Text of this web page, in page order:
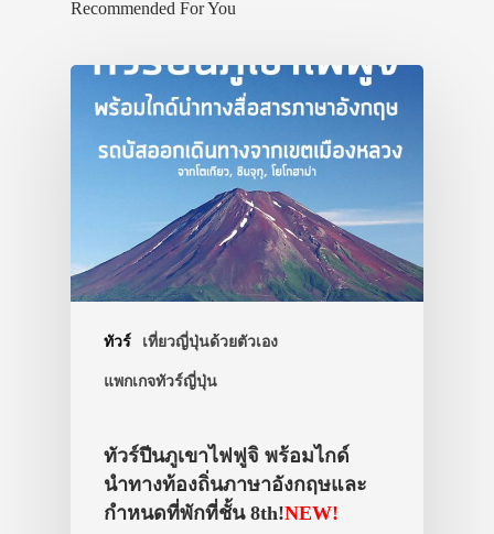
Recommended For You
ทัวร์ เที่ยวญี่ปุ่นด้วยตัวเอง
แพกเกจทัวร์ญี่ปุ่น
ทัวร์ปีนภูเขาไฟฟูจิ พร้อมไกด์
นำทางท้องถิ่นภาษาอังกฤษและ
กำหนดที่พักที่ชั้น 8th!NEW!
เที่ยวญี่ปุ่นด้ว
เอง